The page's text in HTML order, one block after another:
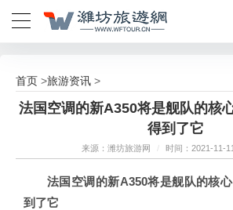
首页 >旅游资讯 >
法国空调的新A350将是舰队的核
得到了它
来源：潍坊旅游网 / 时间：2021-11-
法国空调的新A350将是舰队的核
到了它